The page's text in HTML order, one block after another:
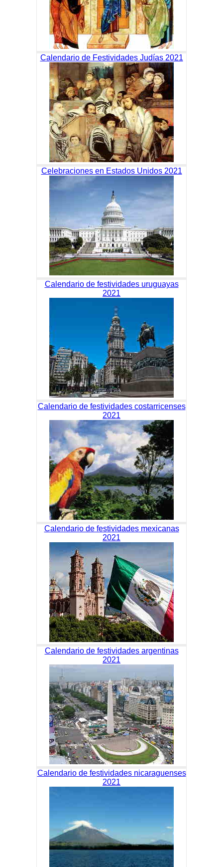
Calendario de Festividades Judías 2021
Celebraciones en Estados Unidos 2021
Calendario de festividades uruguayas
2021
Calendario de festividades costarricenses
2021
Calendario de festividades mexicanas
2021
Calendario de festividades argentinas
2021
Calendario de festividades nicaraguenses
2021